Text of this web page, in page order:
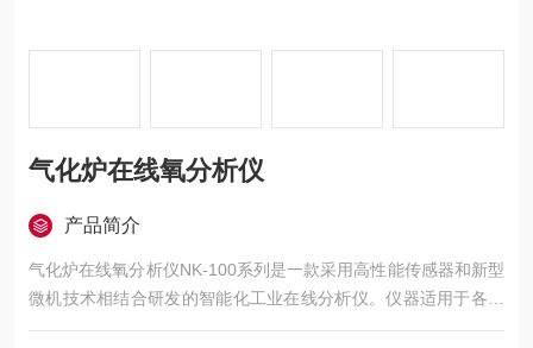
气化炉在线氧分析仪
产品简介
气化炉在线氧分析仪NK-100系列是一款采用高性能传感器和新型
微机技术相结合研发的智能化工业在线分析仪。仪器适用于各种
非防爆场合下使用，可在线分析监测ppm级微量氧至99.99%的纯